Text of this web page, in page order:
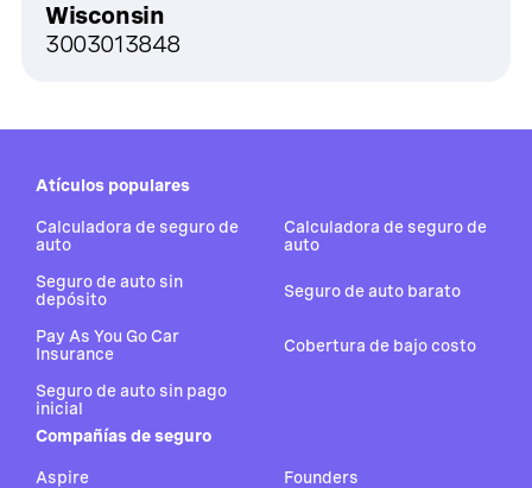
Wisconsin
3003013848
Atículos populares
Calculadora de seguro de
auto
Calculadora de seguro de
auto
Seguro de auto sin
depósito
Seguro de auto barato
Pay As You Go Car
Insurance
Cobertura de bajo costo
Seguro de auto sin pago
inicial
Compañías de seguro
Aspire
Founders